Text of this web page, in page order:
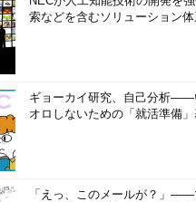
索などを含むソリューション
ギョーカイ研究、自己分析――
オロしないための「就活準備
「えっ、このメールが？」